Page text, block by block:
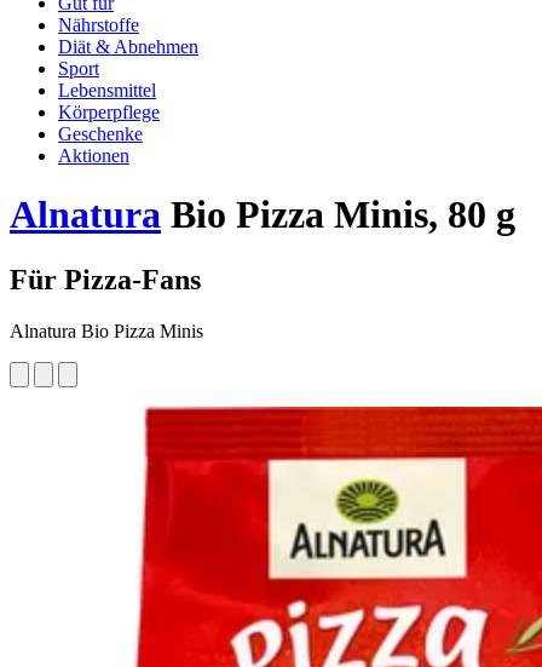
Nährstoffe
Diät & Abnehmen
Sport
Lebensmittel
Körperpflege
Geschenke
Aktionen
Alnatura Bio Pizza Minis, 80 g
Für Pizza-Fans
Alnatura Bio Pizza Minis